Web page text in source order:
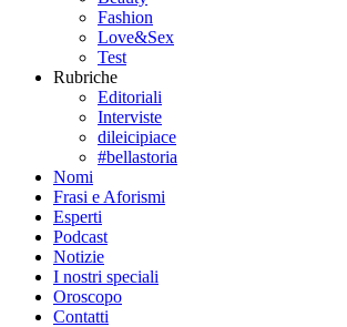
Fashion
Love&Sex
Test
Rubriche
Editoriali
Interviste
dileicipiace
#bellastoria
Nomi
Frasi e Aforismi
Esperti
Podcast
Notizie
I nostri speciali
Oroscopo
Contatti